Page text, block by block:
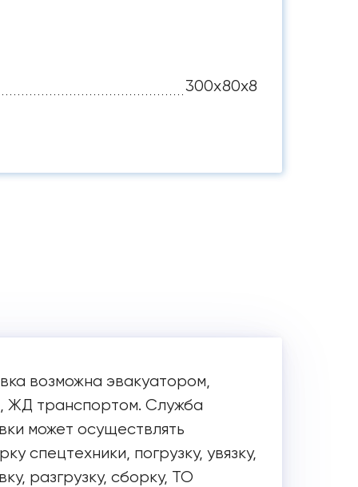
300х80х8
возможна эвакуатором,
ЖД транспортом. Служба
может осуществлять
спецтехники, погрузку, увязку,
разгрузку, сборку, ТО